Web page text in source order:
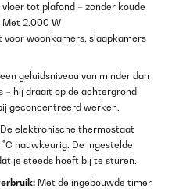
tot plafond – zonder koude
Met 2.000 W
woonkamers, slaapkamers
geluidsniveau van minder dan
– hij draait op de achtergrond
geconcentreerd werken.
De elektronische thermostaat
nauwkeurig. De ingestelde
je steeds hoeft bij te sturen.
Met de ingebouwde timer